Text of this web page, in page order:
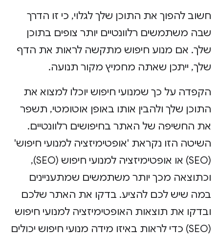
חשוב להפוך את התוכן שלך לגלוי, כי זו הדרך
שבה משתמשים רלוונטיים יותר צופים בתוכן
שלך. אם מנוע חיפוש מתקשה לראות את הדף
שלך, ייתכן שאתה מחמיץ מקור תנועה.
הקפדה על כך שמנועי חיפוש יוכלו למצוא את
התוכן שלך ולהבין אותו באופן אוטומטי, תשפר
את החשיפה של האתר בחיפושים רלוונטיים.
השיטה הזו נקראת 'אופטימיזציה למנועי חיפוש'
(SEO) או אופטימיזציה למנועי חיפוש (SEO),
וכתוצאה מכך יותר משתמשים שמתעניינים
במה שיש לכם להציע. בדקו את האתר שלכם
ובדקו את תוצאות האופטימיזציה למנועי חיפוש
(SEO) כדי לראות באיזו מידה מנועי חיפוש יכולים